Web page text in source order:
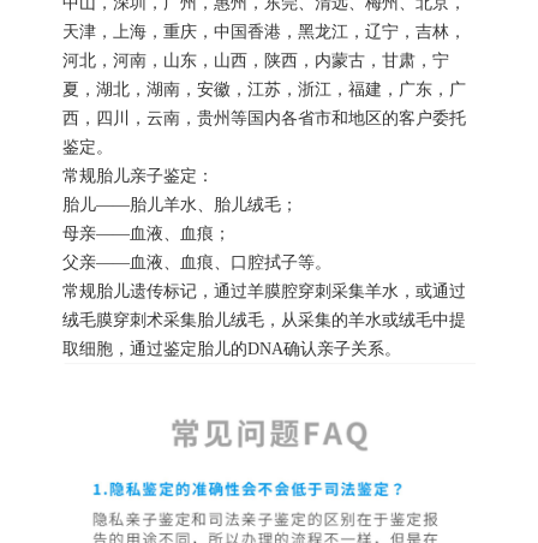
天津，上海，重庆，中国香港，黑龙江，辽宁，吉林，
河北，河南，山东，山西，陕西，内蒙古，甘肃，宁
夏，湖北，湖南，安徽，江苏，浙江，福建，广东，广
西，四川，云南，贵州等国内各省市和地区的客户委托
鉴定。
常规胎儿亲子鉴定：
胎儿——胎儿羊水、胎儿绒毛；
母亲——血液、血痕；
父亲——血液、血痕、口腔拭子等。
常规胎儿遗传标记，通过羊膜腔穿刺采集羊水，或通过
绒毛膜穿刺术采集胎儿绒毛，从采集的羊水或绒毛中提
取细胞，通过鉴定胎儿的DNA确认亲子关系。